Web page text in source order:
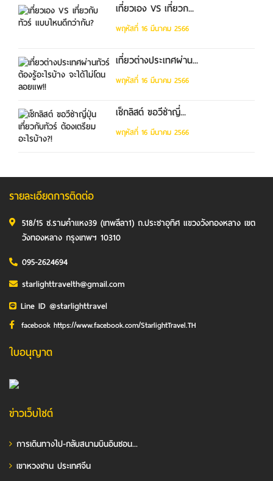
เที่ยวเอง VS เที่ยวก...
พฤหัสที่ 16 มีนาคม 2566
เที่ยวต่างประเทศผ่าน...
พฤหัสที่ 16 มีนาคม 2566
เช็กลิสต์ ขอวีซ่าญี่...
พฤหัสที่ 16 มีนาคม 2566
รายละเอียดการติดต่อ
518/15 ซ.รามคำแหง39 (เทพลีลา1) ถ.ประชาอุทิศ แขวงวังทองหลาง เขต
วังทองหลาง กรุงเทพฯ 10310
095-2624694
starlighttravelth@gmail.com
Line ID @starlighttravel
facebook https://www.facebook.com/StarlightTravel.TH
ใบอนุญาต
ข่าวเว็บไซต์
การเดินทางไป-กลับสนามบินอินชอน...
เขาหวงซาน ประเทศจีน